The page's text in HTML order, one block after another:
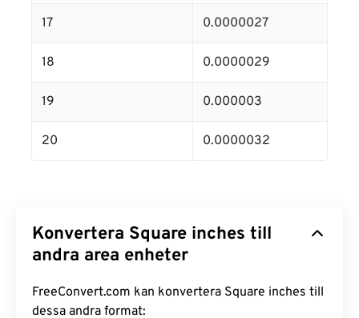
17 0.0000027
18 0.0000029
19 0.000003
20 0.0000032
Konvertera Square inches till
andra area enheter
FreeConvert.com kan konvertera Square inches till
dessa andra format: